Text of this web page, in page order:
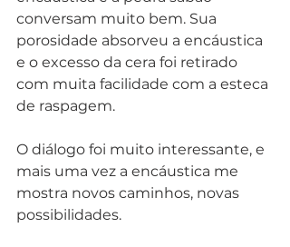
conversam muito bem. Sua
porosidade absorveu a encáustica
e o excesso da cera foi retirado
com muita facilidade com a esteca
de raspagem.
O diálogo foi muito interessante, e
mais uma vez a encáustica me
mostra novos caminhos, novas
possibilidades.